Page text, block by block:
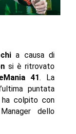
a causa di
si è ritrovato
41. La
puntata
ha colpito con
dello